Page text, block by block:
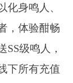
化身鸣人、
，体验酣畅
级鸣人，
下所有充值